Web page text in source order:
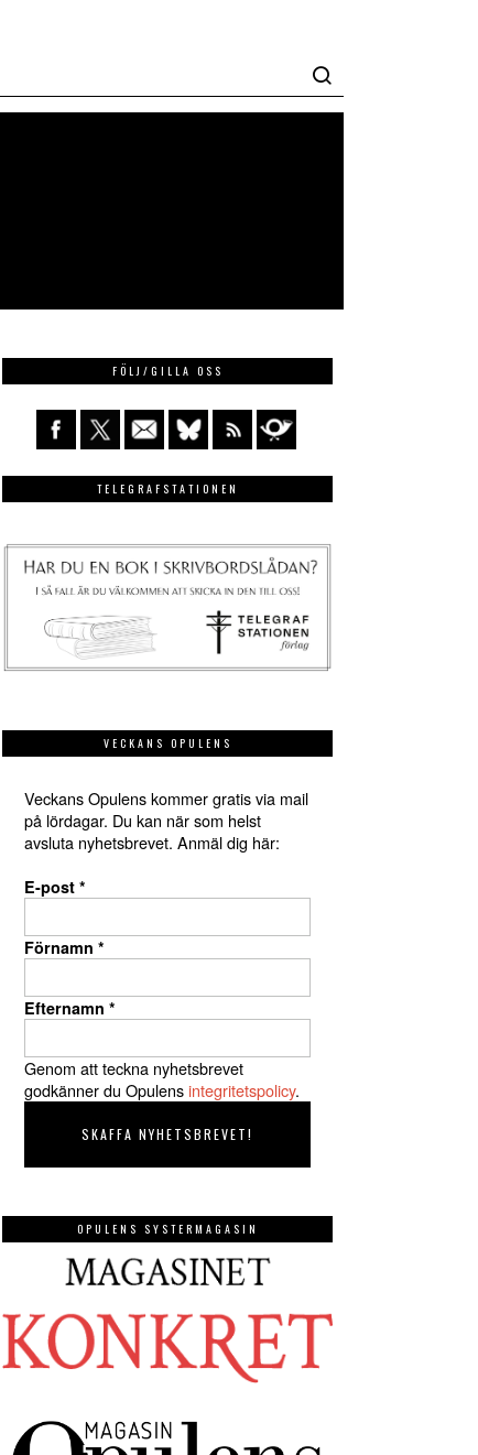
FÖLJ/GILLA OSS
TELEGRAFSTATIONEN
VECKANS OPULENS
Veckans Opulens kommer gratis via mail
på lördagar. Du kan när som helst
avsluta nyhetsbrevet. Anmäl dig här:
E-post *
Förnamn *
Efternamn *
Genom att teckna nyhetsbrevet
godkänner du Opulensintegritetspolicy.
OPULENS SYSTERMAGASIN